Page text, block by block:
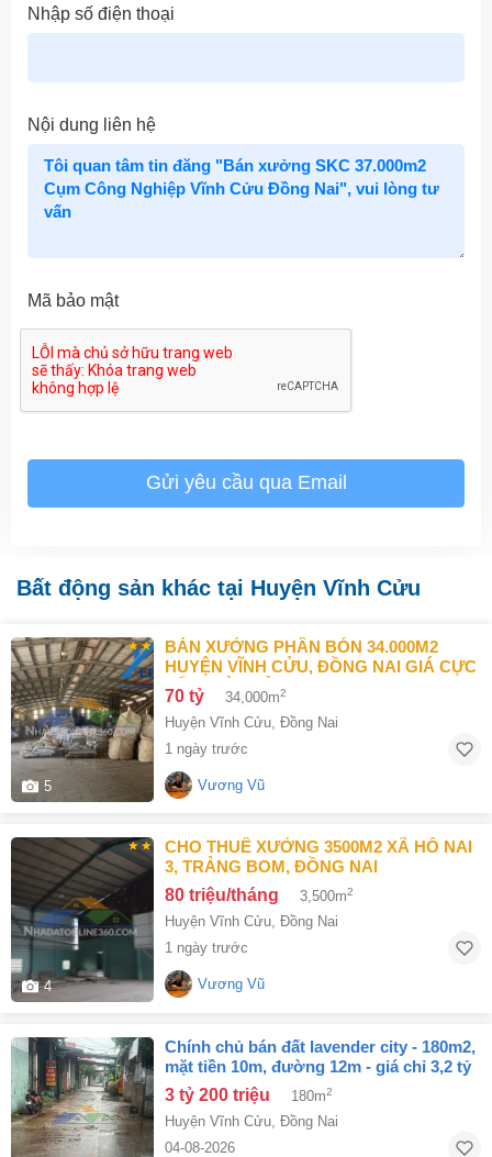
Nhập số điện thoại
Nội dung liên hệ
Mã bảo mật
Gửi yêu cầu qua Email
Bất động sản khác tại Huyện Vĩnh Cửu
5
BÁN XƯỞNG PHÂN BÓN 34.000M2
HUYỆN VĨNH CỬU, ĐỒNG NAI GIÁ CỰC
TỐT CHỈ 70TỶ
70 tỷ 34,000m2
Huyện Vĩnh Cửu, Đồng Nai
1 ngày trước
Vương Vũ
4
CHO THUÊ XƯỞNG 3500M2 XÃ HỐ NAI
3, TRẢNG BOM, ĐỒNG NAI
80 triệu/tháng 3,500m2
Huyện Vĩnh Cửu Đồng Nai
1 ngày trước
Vương Vũ
chính chủ bán đất lavender city - 180m2,
mặt tiền 10m, đường 12m - giá chỉ 3,2 tỷ
3 tỷ 200 triệu 180m2
Huyện Vĩnh Cửu Đồng Nai
04-08-2026